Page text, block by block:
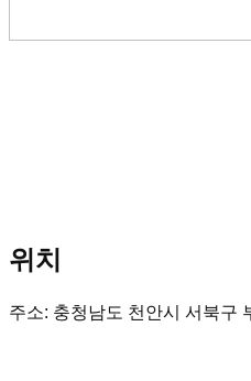
위치
주소: 충청남도 천안시 서북구